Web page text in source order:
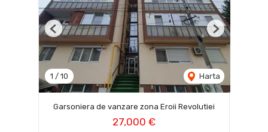
1 / 10 Harta
Previous Next
Garsoniera de vanzare zona Eroii Revolutiei
27,000 €